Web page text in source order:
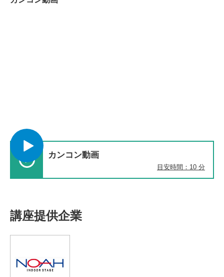
カンコン動画
目安時間：10 分
講座提供企業